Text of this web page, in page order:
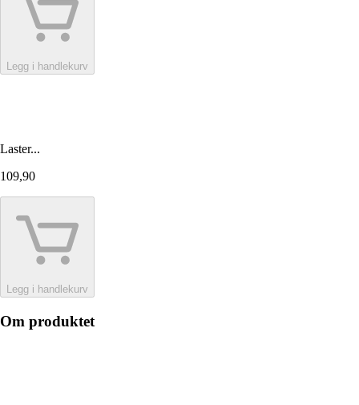
Legg i handlekurv
Laster...
109,90
Legg i handlekurv
Om produktet